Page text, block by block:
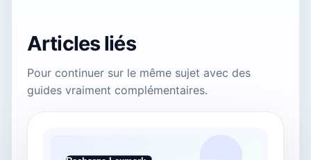
Articles liés
Pour continuer sur le même sujet avec des
guides vraiment complémentaires.